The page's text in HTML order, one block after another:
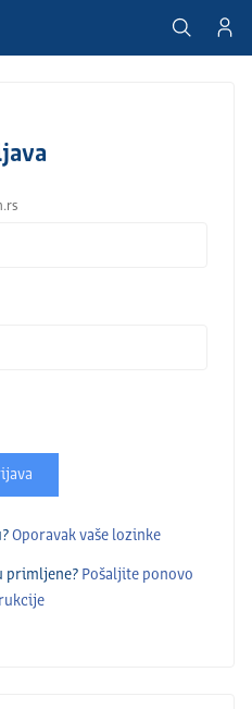
Oporavak vaše lozinke
primlјene? Pošalјite ponovo